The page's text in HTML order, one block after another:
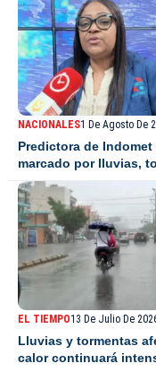
NACIONALES1 De Agosto De
Predictora de
marcado por lluvias,
EL TIEMPO13 De Julio De
Lluvias y tormentas
calor continuará